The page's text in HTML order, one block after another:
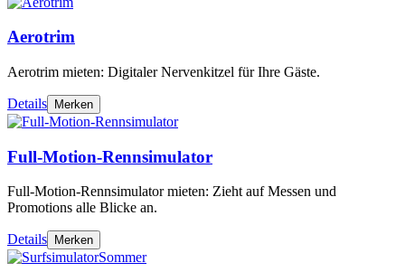
Aerotrim
Aerotrim mieten: Digitaler Nervenkitzel für Ihre Gäste.
Details Merken
Full-Motion-Rennsimulator
Full-Motion-Rennsimulator mieten: Zieht auf Messen und
Promotions alle Blicke an.
Details Merken
Sommer